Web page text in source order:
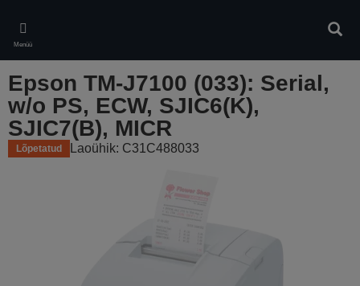
main
content
Menüü
Epson TM-J7100 (033): Serial,
w/o PS, ECW, SJIC6(K),
SJIC7(B), MICR
Lõpetatud Laoühik: C31C488033